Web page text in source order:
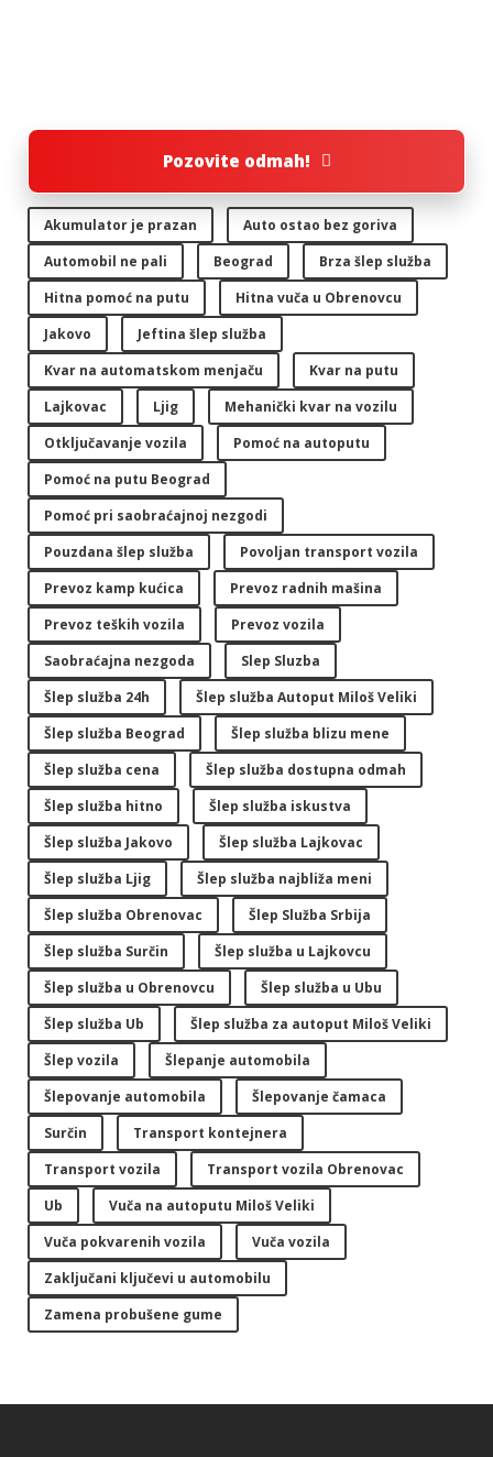
Pozovite odmah!
Akumulator je prazan
Auto ostao bez goriva
Automobil ne pali
Beograd
Brza šlep služba
Hitna pomoć na putu
Hitna vuča u Obrenovcu
Jakovo
Jeftina šlep služba
Kvar na automatskom menjaču
Kvar na putu
Lajkovac
Ljig
Mehanički kvar na vozilu
Otključavanje vozila
Pomoć na autoputu
Pomoć na putu Beograd
Pomoć pri saobraćajnoj nezgodi
Pouzdana šlep služba
Povoljan transport vozila
Prevoz kamp kućica
Prevoz radnih mašina
Prevoz teških vozila
Prevoz vozila
Saobraćajna nezgoda
Slep Sluzba
Šlep služba 24h
Šlep služba Autoput Miloš Veliki
Šlep služba Beograd
Šlep služba blizu mene
Šlep služba cena
Šlep služba dostupna odmah
Šlep služba hitno
Šlep služba iskustva
Šlep služba Jakovo
Šlep služba Lajkovac
Šlep služba Ljig
Šlep služba najbliža meni
Šlep služba Obrenovac
Šlep Služba Srbija
Šlep služba Surčin
Šlep služba u Lajkovcu
Šlep služba u Obrenovcu
Šlep služba u Ubu
Šlep služba Ub
Šlep služba za autoput Miloš Veliki
Šlep vozila
Šlepanje automobila
Šlepovanje automobila
Šlepovanje čamaca
Surčin
Transport kontejnera
Transport vozila
Transport vozila Obrenovac
Ub
Vuča na autoputu Miloš Veliki
Vuča pokvarenih vozila
Vuča vozila
Zaključani ključevi u automobilu
Zamena probušene gume